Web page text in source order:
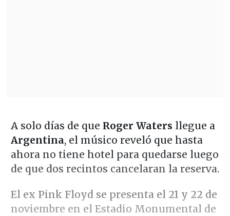
A solo días de que Roger Waters llegue a
Argentina, el músico reveló que hasta
ahora no tiene hotel para quedarse luego
de que dos recintos cancelaran la reserva.
El ex Pink Floyd se presenta el 21 y 22 de
noviembre en el Estadio Monumental de